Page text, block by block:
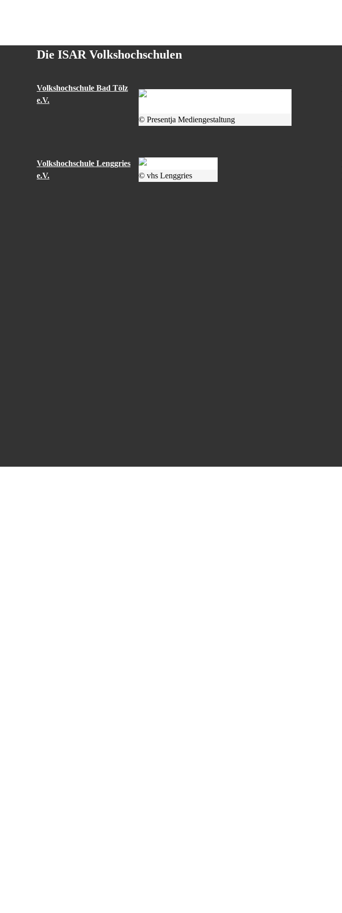
Die ISAR Volkshochschulen
Volkshochschule Bad Tölz
e.V.
© Presentja Mediengestaltung
Volkshochschule Lenggries
e.V.
© vhs Lenggries